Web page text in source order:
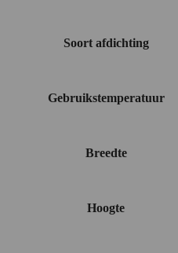
Soort afdichting
Gebruikstemperatuur
Breedte
Hoogte